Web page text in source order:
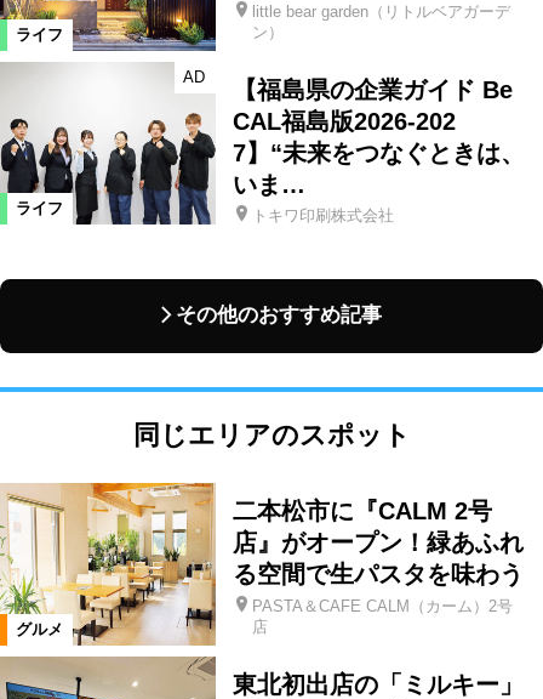
ライフ
little bear garden（リトルベアガーデ
ン）
ライフ
AD
【福島県の企業ガイド Be
CAL福島版2026-202
7】“未来をつなぐときは、
いま…
トキワ印刷株式会社
その他のおすすめ記事
同じエリアのスポット
グルメ
二本松市に『CALM 2号
店』がオープン！緑あふれ
る空間で生パスタを味わう
PASTA＆CAFE CALM（カーム）2号
店
東北初出店の「ミルキー」